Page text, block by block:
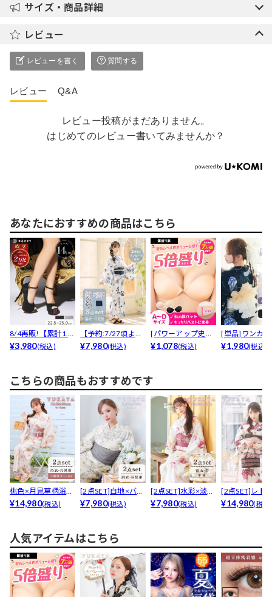
サイズ・商品詳細
レビュー
レビューを書く 質問する
レビュー Q&A
レビュー投稿がまだありません。
はじめてのレビュー書いてみませんか？
あなたにおすすめの商品はこちら
8/4再販!【累計1.2
万足以上販売!...
¥3,980(税込)
【予約:7/27頃より
順次発送】[ワン...
¥7,980(税込)
[パワーアップ史上
最強5倍盛りアップ
¥1,078(税込)
[単品]ワンカ
アーチュール
¥1,980(税込)
こちらの商品もおすすめです
桃色×月見草柄浴衣
【2026年新作/Y...
¥14,980(税込)
[2点SET]白地×バラ
更紗文様浴衣【...
¥7,980(税込)
[2点SET]水彩×淡紫
薔薇柄浴衣【Y...
¥7,980(税込)
[2点SET]レト
ーリーピオニ
¥14,980(税込)
人気アイテムはこちら